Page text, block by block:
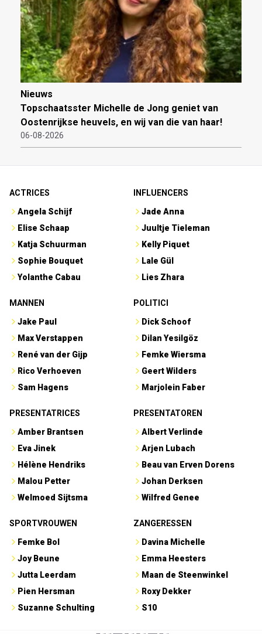
Nieuws
Topschaatsster Michelle de Jong geniet van
Oostenrijkse heuvels, en wij van die van haar!
06-08-2026
ACTRICES
Angela Schijf
Elise Schaap
Katja Schuurman
Sophie Bouquet
Yolanthe Cabau
INFLUENCERS
Jade Anna
Juultje Tieleman
Kelly Piquet
Lale Gül
Lies Zhara
MANNEN
Jake Paul
Max Verstappen
René van der Gijp
Rico Verhoeven
Sam Hagens
POLITICI
Dick Schoof
Dilan Yesilgöz
Femke Wiersma
Geert Wilders
Marjolein Faber
PRESENTATRICES
Amber Brantsen
Eva Jinek
Hélène Hendriks
Malou Petter
Welmoed Sijtsma
PRESENTATOREN
Albert Verlinde
Arjen Lubach
Beau van Erven Dorens
Johan Derksen
Wilfred Genee
SPORTVROUWEN
Femke Bol
Joy Beune
Jutta Leerdam
Pien Hersman
Suzanne Schulting
ZANGERESSEN
Davina Michelle
Emma Heesters
Maan de Steenwinkel
Roxy Dekker
S10